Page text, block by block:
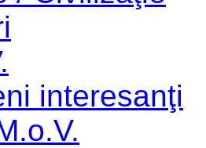
interesanţi